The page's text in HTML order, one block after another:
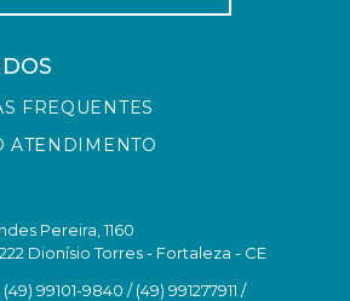
FREQUENTES
ATENDIMENTO
Pereira, 1160
Dionísio Torres - Fortaleza - CE
99101-9840 / (49) 991277911 /